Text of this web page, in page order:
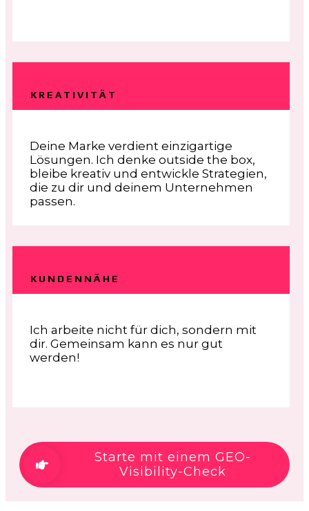
KREATIVITÄT
Deine Marke verdient einzigartige
Lösungen. Ich denke outside the box,
bleibe kreativ und entwickle Strategien,
die zu dir und deinem Unternehmen
passen.
KUNDENNÄHE
Ich arbeite nicht für dich, sondern mit
dir. Gemeinsam kann es nur gut
werden!
Starte mit einem GEO-
Visibility-Check